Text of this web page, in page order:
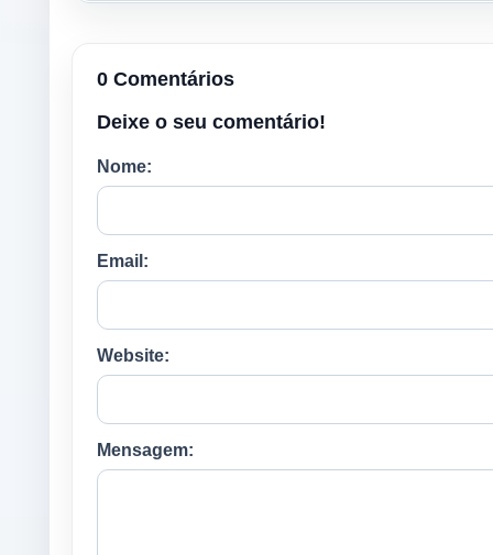
0 Comentários
Deixe o seu comentário!
Nome:
Email:
Website:
Mensagem: